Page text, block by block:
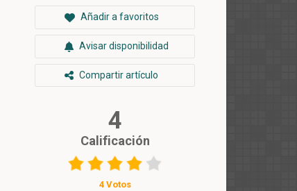
Añadir a favoritos
Avisar disponibilidad
Compartir artículo
4
Calificación
4 Votos